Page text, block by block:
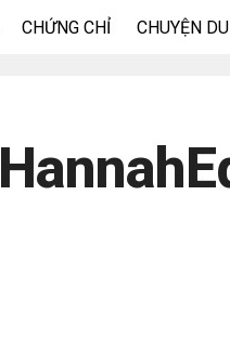
CHỨNG CHỈ CHUYỆN